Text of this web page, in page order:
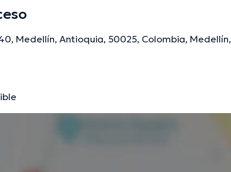
Medellín, Antioquia, 50025, Colombia, Medellín,